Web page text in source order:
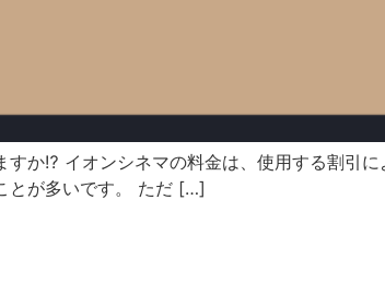
か⁉ イオンシネマの料金は、使用する割引に
とが多いです。 ただ […]